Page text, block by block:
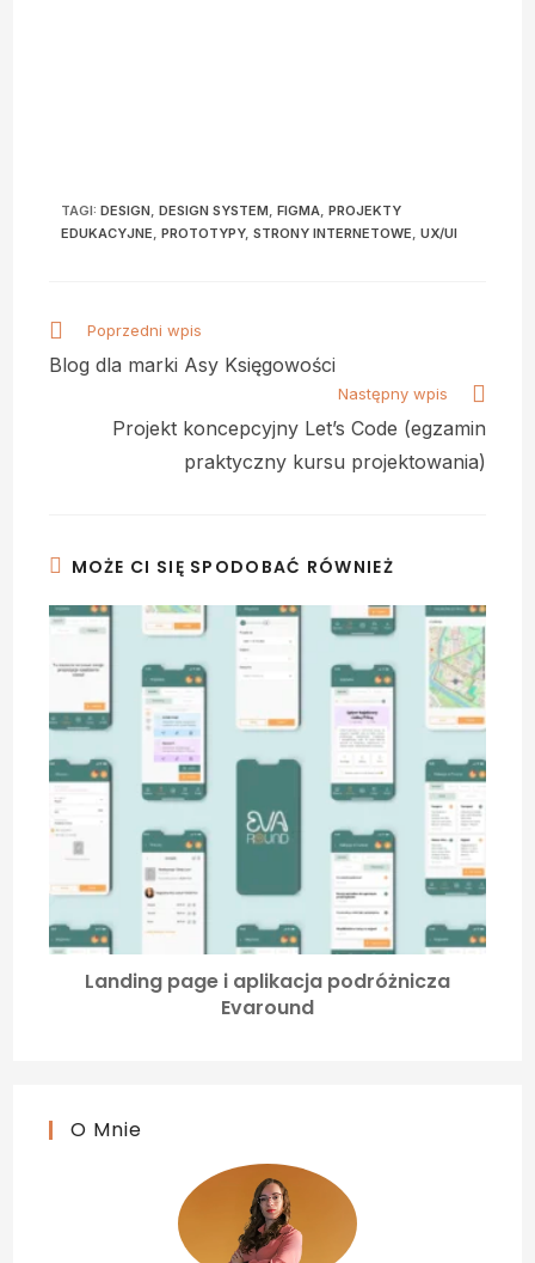
TAGI:DESIGN DESIGN SYSTEM FIGMA PROJEKTY
EDUKACYJNE PROTOTYPY, STRONY INTERNETOWE UX/UI
Poprzedni wpis
Blog dla marki Asy Księgowości
Następny wpis
Projekt koncepcyjny Let’s Code (egzamin
praktyczny kursu projektowania)
MOŻE CI SIĘ SPODOBAĆ RÓWNIEŻ
Landing page i aplikacja podróżnicza
Evaround
O Mnie